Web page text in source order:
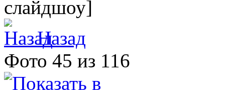
слайдшоу]
Назад
Фото 45 из 116